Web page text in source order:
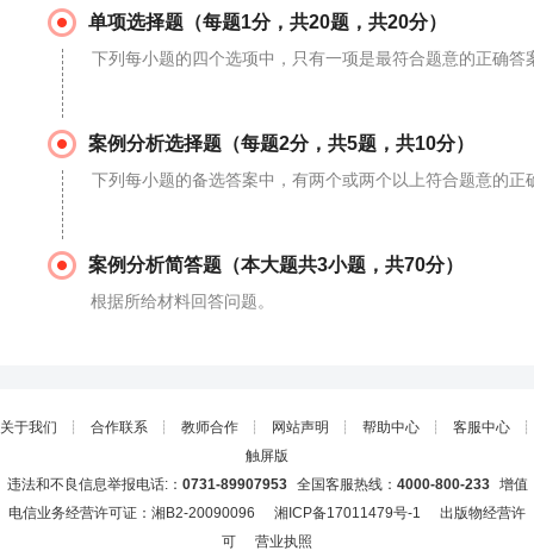
单项选择题（每题1分，共20题，共20分）
下列每小题的四个选项中，只有一项是最符合题意的正确
案例分析选择题（每题2分，共5题，共10分）
下列每小题的备选答案中，有两个或两个以上符合题意的
案例分析简答题（本大题共3小题，共70分）
根据所给材料回答问题。
关于我们 ┊ 合作联系 ┊ 教师合作 ┊ 网站声明 ┊ 帮助中心 ┊ 客服中心 ┊
触屏版
违法和不良信息举报电话:： 0731-89907953全国客服热线： 4000-800-233增值
电信业务经营许可证：湘B2-20090096 湘ICP备17011479号-1
出版物经营许
可
营业执照